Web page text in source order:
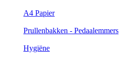
A4 Papier
Prullenbakken - Pedaalemmers
Hygiëne